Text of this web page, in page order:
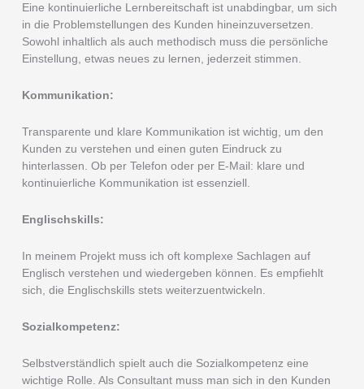
Eine kontinuierliche Lernbereitschaft ist unabdingbar, um sich
in die Problemstellungen des Kunden hineinzuversetzen.
Sowohl inhaltlich als auch methodisch muss die persönliche
Einstellung, etwas neues zu lernen, jederzeit stimmen.
Kommunikation:
Transparente und klare Kommunikation ist wichtig, um den
Kunden zu verstehen und einen guten Eindruck zu
hinterlassen. Ob per Telefon oder per E-Mail: klare und
kontinuierliche Kommunikation ist essenziell.
Englischskills:
In meinem Projekt muss ich oft komplexe Sachlagen auf
Englisch verstehen und wiedergeben können. Es empfiehlt
sich, die Englischskills stets weiterzuentwickeln.
Sozialkompetenz:
Selbstverständlich spielt auch die Sozialkompetenz eine
wichtige Rolle. Als Consultant muss man sich in den Kunden